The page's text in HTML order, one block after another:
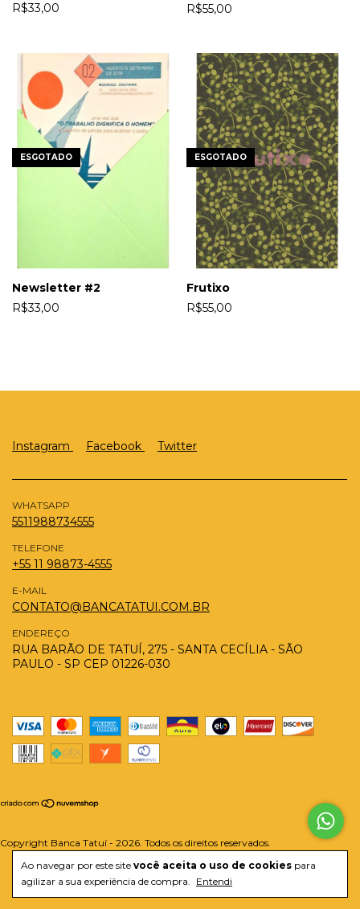
Ao navegar por este site você aceita o uso de cookies para
agilizar a sua experiência de compra. Entendi
R$33,00
R$55,00
ESGOTADO
Newsletter #2
R$33,00
ESGOTADO
Frutixo
R$55,00
Instagram Facebook Twitter
WHATSAPP
5511988734555
TELEFONE
+55 11 98873-4555
E-MAIL
CONTATO@BANCATATUI.COM.BR
ENDEREÇO
RUA BARÃO DE TATUÍ, 275 - SANTA CECÍLIA - SÃO
PAULO - SP CEP 01226-030
Copyright Banca Tatuí - 2026. Todos os direitos reservados.